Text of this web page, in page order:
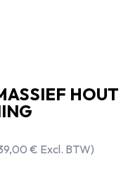
€ Excl. BTW)